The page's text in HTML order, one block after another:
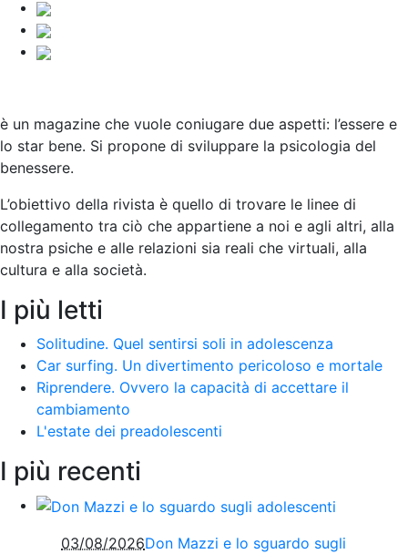
è un magazine che vuole coniugare due aspetti: l’essere e
lo star bene. Si propone di sviluppare la psicologia del
benessere.
L’obiettivo della rivista è quello di trovare le linee di
collegamento tra ciò che appartiene a noi e agli altri, alla
nostra psiche e alle relazioni sia reali che virtuali, alla
cultura e alla società.
I più letti
Solitudine. Quel sentirsi soli in adolescenza
Car surfing. Un divertimento pericoloso e mortale
Riprendere. Ovvero la capacità di accettare il
cambiamento
L'estate dei preadolescenti
I più recenti
03/08/2026Don Mazzi e lo sguardo sugli